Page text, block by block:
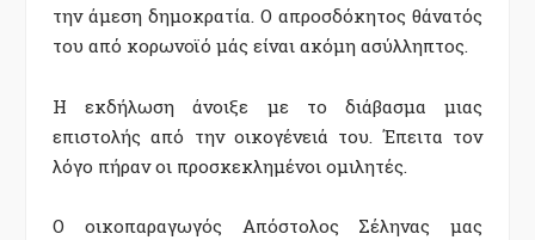
την άμεση δημοκρατία. Ο απροσδόκητος θάνατός
του από κορωνοϊό μάς είναι ακόμη ασύλληπτος.
Η εκδήλωση άνοιξε με το διάβασμα μιας
επιστολής από την οικογένειά του. Έπειτα τον
λόγο πήραν οι προσκεκλημένοι ομιλητές.
Ο οικοπαραγωγός Απόστολος Σέληνας μας